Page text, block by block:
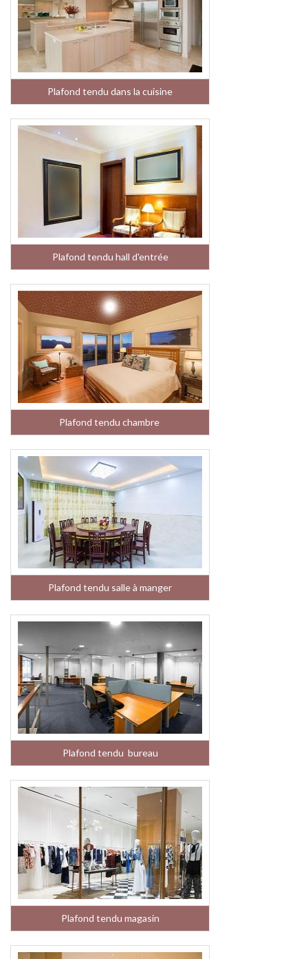
Plafond tendu dans la cuisine
Plafond tendu hall d'entrée
Plafond tendu chambre
Plafond tendu salle à manger
Plafond tendu bureau
Plafond tendu magasin